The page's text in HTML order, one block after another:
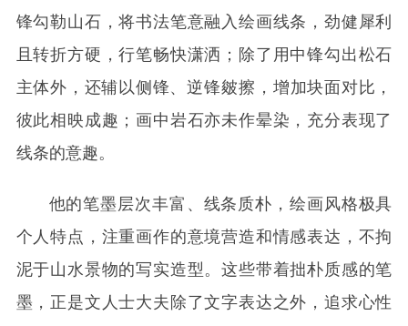
锋勾勒山石，将书法笔意融入绘画线条，劲健犀利
且转折方硬，行笔畅快潇洒；除了用中锋勾出松石
主体外，还辅以侧锋、逆锋皴‌擦，增加块面对比，
彼此相映成趣；画中岩石亦未作晕染，充分表现了
线条的意趣。
他的笔墨层次丰富、线条质朴，绘画风格极具
个人特点，注重画作的意境营造和情感表达，不拘
泥于山水景物的写实造型。这些带着拙朴质感的笔
墨，正是文人士大夫除了文字表达之外，追求心性